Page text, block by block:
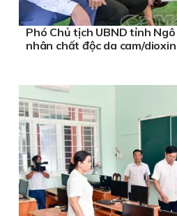
Phó Chủ tịch UBND tỉnh
nhân chất độc da cam/dioxin